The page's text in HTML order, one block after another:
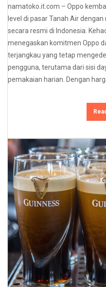
namatoko.it.com – Oppo
level di pasar Tanah Air
secara resmi di Indonesia.
menegaskan komitmen Oppo
terjangkau yang tetap
pengguna, terutama dari sisi
pemakaian harian. Dengan